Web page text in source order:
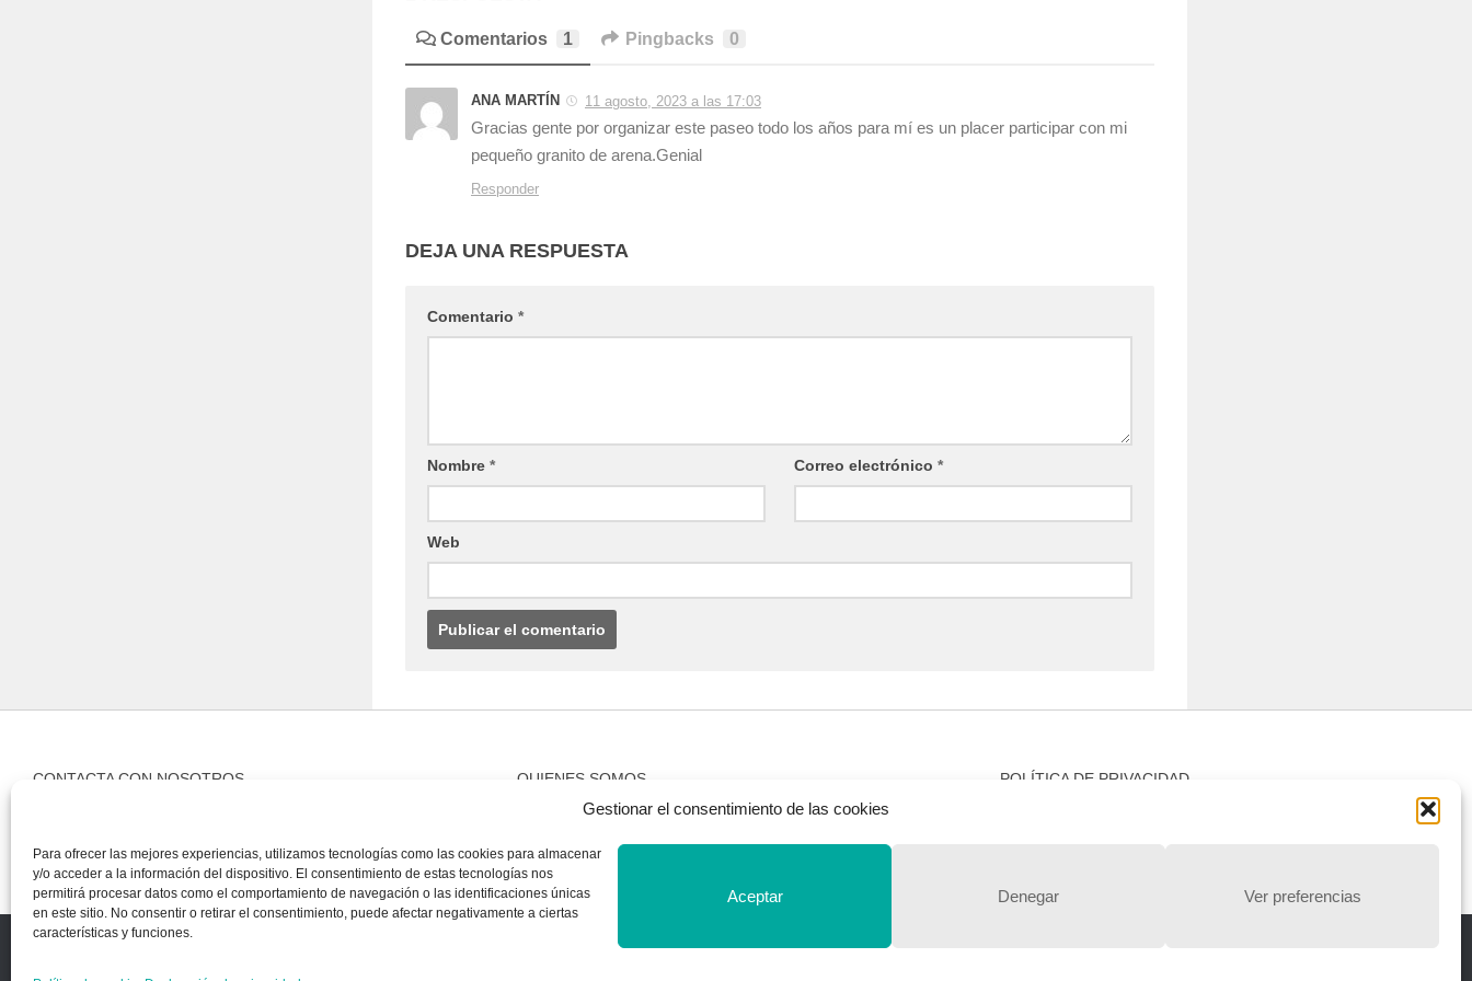
Gestionar el consentimiento de las cookies
Para ofrecer las mejores experiencias, utilizamos tecnologías como las cookies para almacenar
y/o acceder a la información del dispositivo. El consentimiento de estas tecnologías nos
permitirá procesar datos como el comportamiento de navegación o las identificaciones únicas
en este sitio. No consentir o retirar el consentimiento, puede afectar negativamente a ciertas
características y funciones.
Aceptar Denegar Ver preferencias
ANA MARTÍN 11 agosto, 2023 a las 17:03
Gracias gente por organizar este paseo todo los años para mí es un placer participar con mi
pequeño granito de arena.Genial
Responder
DEJA UNA RESPUESTA
Comentario*
Web
Copyright © 2018, Equipo IIColumnas